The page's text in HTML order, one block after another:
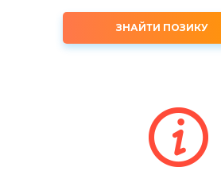
ЗНАЙТИ ПОЗИКУ